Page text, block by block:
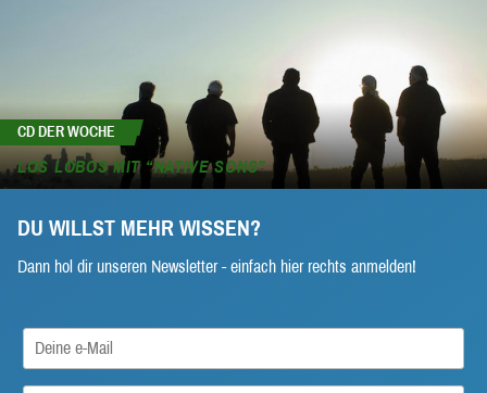
CD DER WOCHE
LOS LOBOS MIT “NATIVE SONS”
DU WILLST MEHR WISSEN?
Dann hol dir unseren Newsletter - einfach hier rechts anmelden!